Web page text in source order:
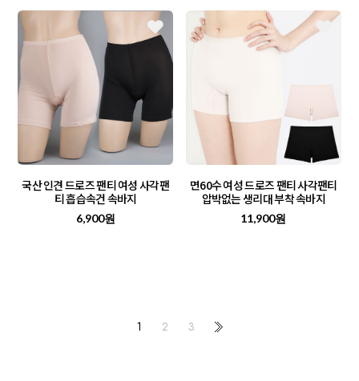
국산 인견 드로즈 팬티 여성 사각팬
티 흡습속건 속바지
6,900원
면60수 여성 드로즈 팬티 사각팬티
압박없는 생리대 부착 속바지
11,900원
1 2 3